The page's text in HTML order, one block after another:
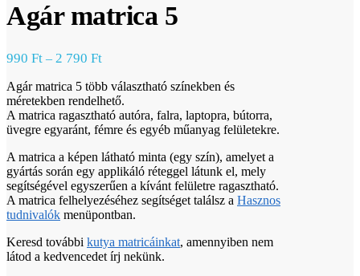
Agár matrica 5
990 Ft – 2 790 Ft
Agár matrica 5 több választható színekben és
méretekben rendelhető.
A matrica ragasztható autóra, falra, laptopra, bútorra,
üvegre egyaránt, fémre és egyéb műanyag felületekre.
A matrica a képen látható minta (egy szín), amelyet a
gyártás során egy applikáló réteggel látunk el, mely
segítségével egyszerűen a kívánt felületre ragasztható.
A matrica felhelyezéséhez segítséget találsz a Hasznos
tudnivalók menüpontban.
Keresd további kutya matricáinkat, amennyiben nem
látod a kedvencedet írj nekünk.